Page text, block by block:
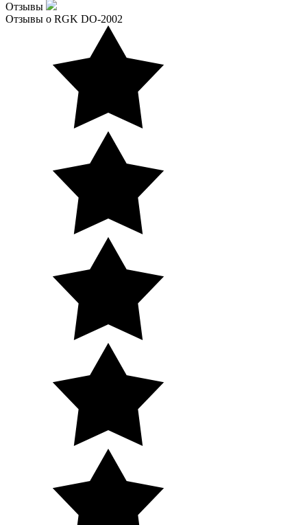
Отзывы
Отзывы о RGK DO-2002